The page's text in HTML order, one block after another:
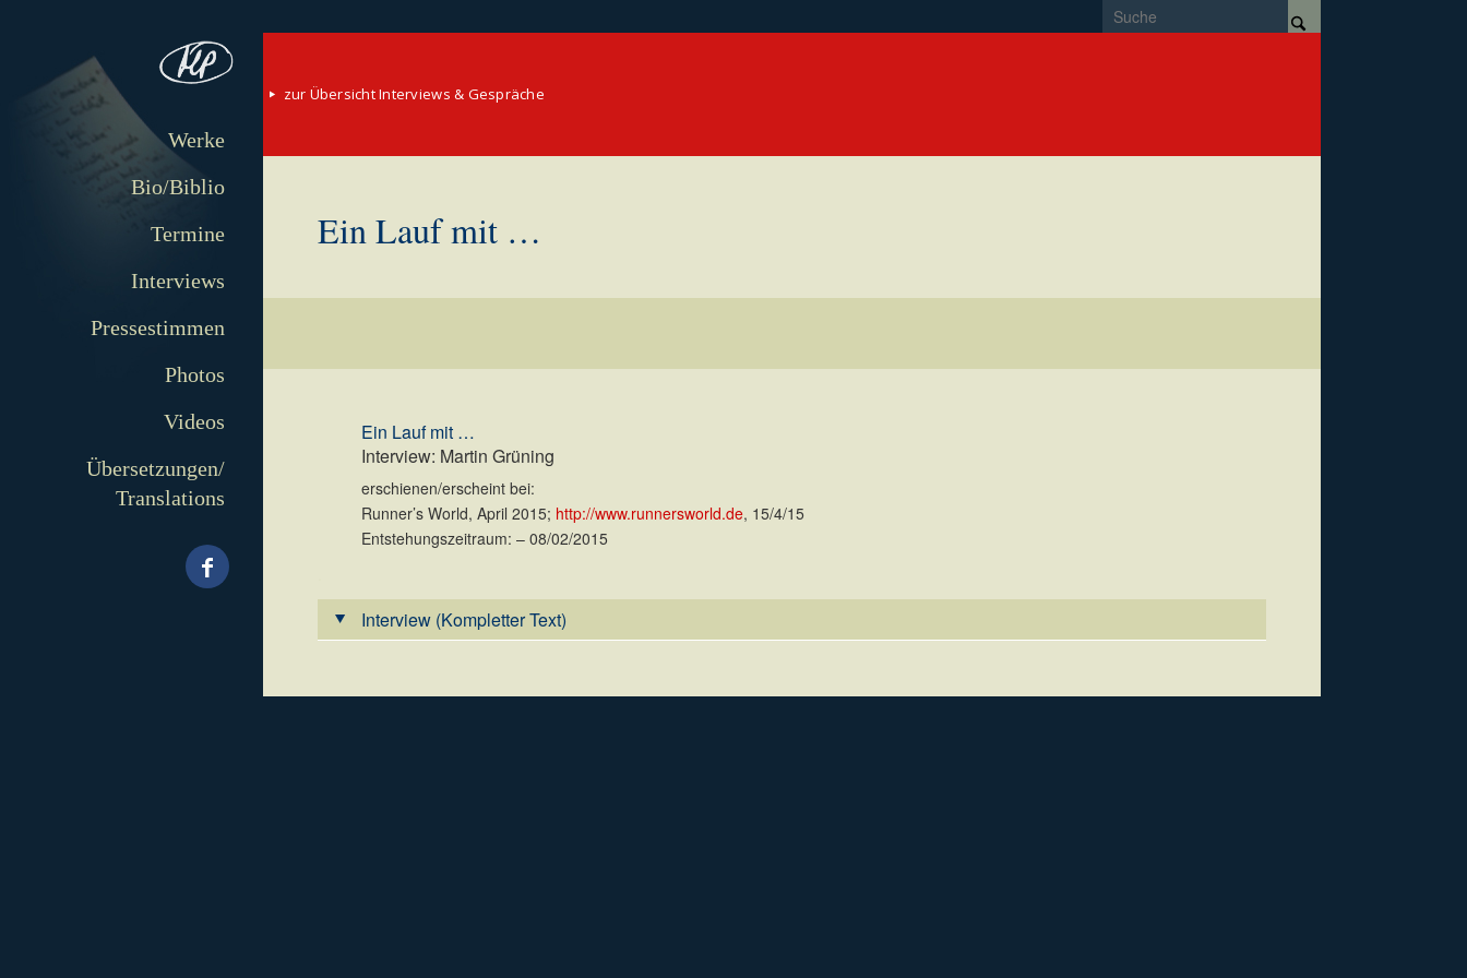
Werke
Bio/Biblio
Termine
Interviews
Pressestimmen
Photos
Videos
Übersetzungen/
Translations
zur Übersicht Interviews & Gespräche
Ein Lauf mit …
Ein Lauf mit …
Interview: Martin Grüning
erschienen/erscheint bei:
Runner’s World, April 2015; http://www.runnersworld.de, 15/4/15
Entstehungszeitraum: – 08/02/2015
Interview (Kompletter Text)